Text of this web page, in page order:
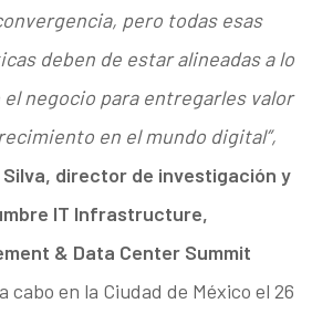
pero todas esas
deben de estar alineadas a lo
negocio para entregarles valor
en el mundo digital”,
Silva, director de investigación y
IT Infrastructure,
& Data Center Summit
cabo en la Ciudad de México el 26